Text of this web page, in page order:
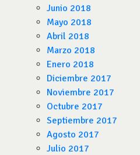
Junio 2018
Mayo 2018
Abril 2018
Marzo 2018
Enero 2018
Diciembre 2017
Noviembre 2017
Octubre 2017
Septiembre 2017
Agosto 2017
Julio 2017